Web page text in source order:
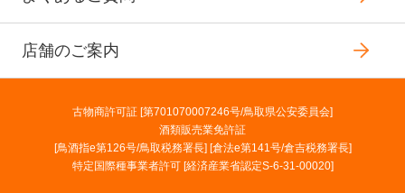
店舗のご案内
古物商許可証 [第701070007246号/鳥取県公安委員会]
酒類販売業免許証
[鳥酒指e第126号/鳥取税務署長] [倉法e第141号/倉吉税務署長]
特定国際種事業者許可 [経済産業省認定S-6-31-00020]